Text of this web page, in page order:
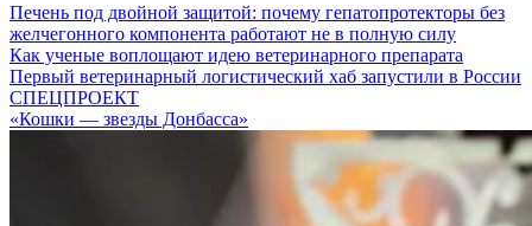
Печень под двойной защитой: почему гепатопротекторы без
желчегонного компонента работают не в полную силу
Как ученые воплощают идею ветеринарного препарата
Первый ветеринарный логистический хаб запустили в России
СПЕЦПРОЕКТ
«Кошки — звезды Донбасса»